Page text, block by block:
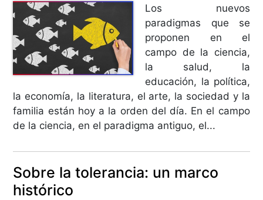
Los nuevos
paradigmas que se
proponen en el
campo de la ciencia,
la salud, la
educación, la política,
la economía, la literatura, el arte, la sociedad y la
familia están hoy a la orden del día. En el campo
de la ciencia, en el paradigma antiguo, el...
Sobre la tolerancia: un marco
histórico